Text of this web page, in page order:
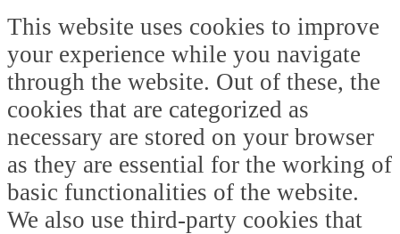
This website uses cookies to improve
your experience while you navigate
through the website. Out of these, the
cookies that are categorized as
necessary are stored on your browser
as they are essential for the working of
basic functionalities of the website.
We also use third-party cookies that